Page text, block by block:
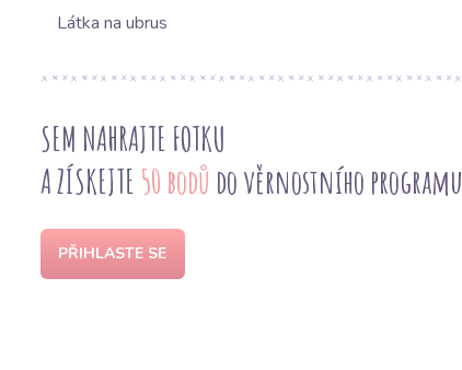
Látka na ubrus
SEM NAHRAJTE FOTKU
A ZÍSKEJTE 50 bodů do věrnostního programu
PŘIHLASTE SE